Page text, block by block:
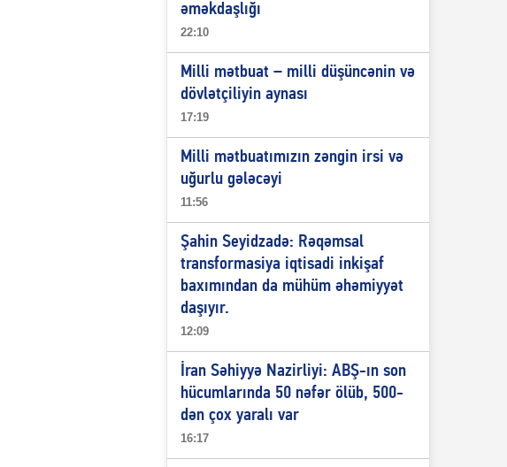
əməkdaşlığı
22:10
Milli mətbuat – milli düşüncənin və
dövlətçiliyin aynası
17:19
Milli mətbuatımızın zəngin irsi və
uğurlu gələcəyi
11:56
Şahin Seyidzadə: Rəqəmsal
transformasiya iqtisadi inkişaf
baxımından da mühüm əhəmiyyət
daşıyır.
12:09
İran Səhiyyə Nazirliyi: ABŞ-ın son
hücumlarında 50 nəfər ölüb, 500-
dən çox yaralı var
16:17